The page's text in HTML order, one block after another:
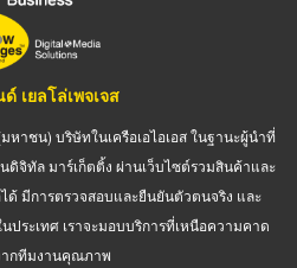
เยลโล่เพจเจส
หาชน) บริษัทในเครือเอไอเอส ในฐานะผู้นำที่
จิทัล มาร์เก็ตติ้ง ผ่านเว็บไซต์รวมสินค้าและ
ด้ มีการตรวจสอบและยืนยันตัวตนจริง และ
ระเทศ เราจะมอบบริการที่เหนือความคาด
กทีมงานคุณภาพ